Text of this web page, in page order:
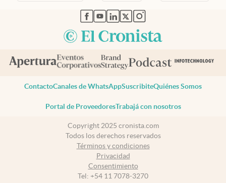
abre en nueva pestaña
abre en nueva pestaña
abre en nueva pestaña
abre en nueva pestaña
abre en nueva pestaña
ContactoCanales de WhatsAppSuscribiteQuiénes Somos
Portal de ProveedoresTrabajá con nosotros
Copyright 2025 cronista.com
Todos los derechos reservados
Términos y condiciones
Privacidad
Consentimiento
Tel: +54 11 7078-3270